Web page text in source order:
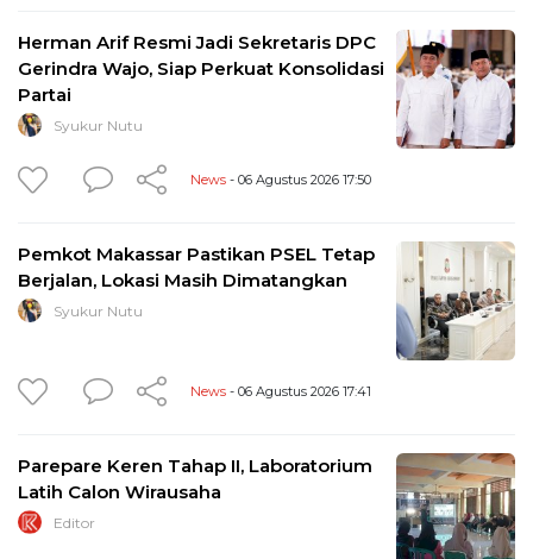
Herman Arif Resmi Jadi Sekretaris DPC
Gerindra Wajo, Siap Perkuat Konsolidasi
Partai
Syukur Nutu
News - 06 Agustus 2026 17:50
Pemkot Makassar Pastikan PSEL Tetap
Berjalan, Lokasi Masih Dimatangkan
Syukur Nutu
News - 06 Agustus 2026 17:41
Parepare Keren Tahap II, Laboratorium
Latih Calon Wirausaha
Editor